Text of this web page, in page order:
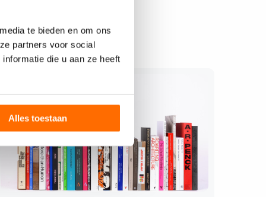
te bieden en om ons
partners voor social
die u aan ze heeft
Alles toestaan